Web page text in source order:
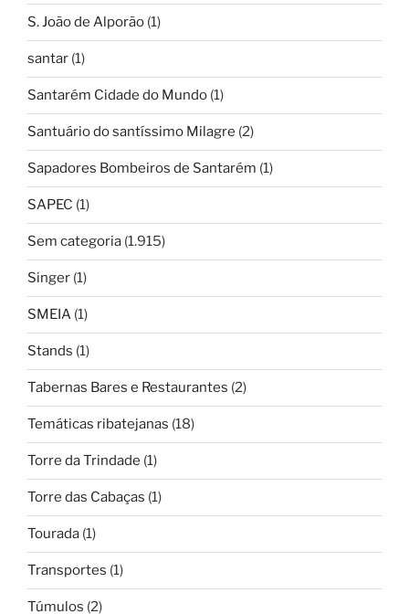
S. João de Alporão (1)
santar (1)
Santarém Cidade do Mundo (1)
Santuário do santíssimo Milagre (2)
Sapadores Bombeiros de Santarém (1)
SAPEC (1)
Sem categoria (1.915)
Singer (1)
SMEIA (1)
Stands (1)
Tabernas Bares e Restaurantes (2)
Temáticas ribatejanas (18)
Torre da Trindade (1)
Torre das Cabaças (1)
Tourada (1)
Transportes (1)
Túmulos (2)